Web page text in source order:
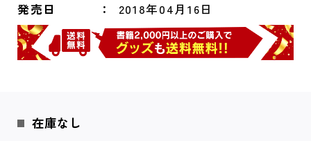
発売日 2018年04月16日
在庫なし